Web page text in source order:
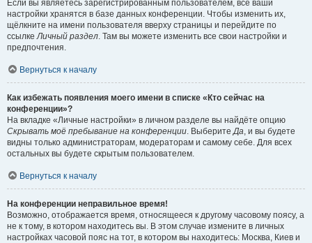
Если вы являетесь зарегистрированным пользователем, все ваши
настройки хранятся в базе данных конференции. Чтобы изменить их,
щёлкните на имени пользователя вверху страницы и перейдите по
ссылкеЛичный раздел. Там вы можете изменить все свои настройки и
предпочтения.
Вернуться к началу
Как избежать появления моего имени в списке «Кто сейчас на
конференции»?
На вкладке «Личные настройки» в личном разделе вы найдёте опцию
Скрывать моё пребывание на конференции. ВыберитеДа, и вы будете
видны только администраторам, модераторам и самому себе. Для всех
остальных вы будете скрытым пользователем.
Вернуться к началу
На конференции неправильное время!
Возможно, отображается время, относящееся к другому часовому поясу, а
не к тому, в котором находитесь вы. В этом случае измените в личных
настройках часовой пояс на тот, в котором вы находитесь: Москва, Киев и